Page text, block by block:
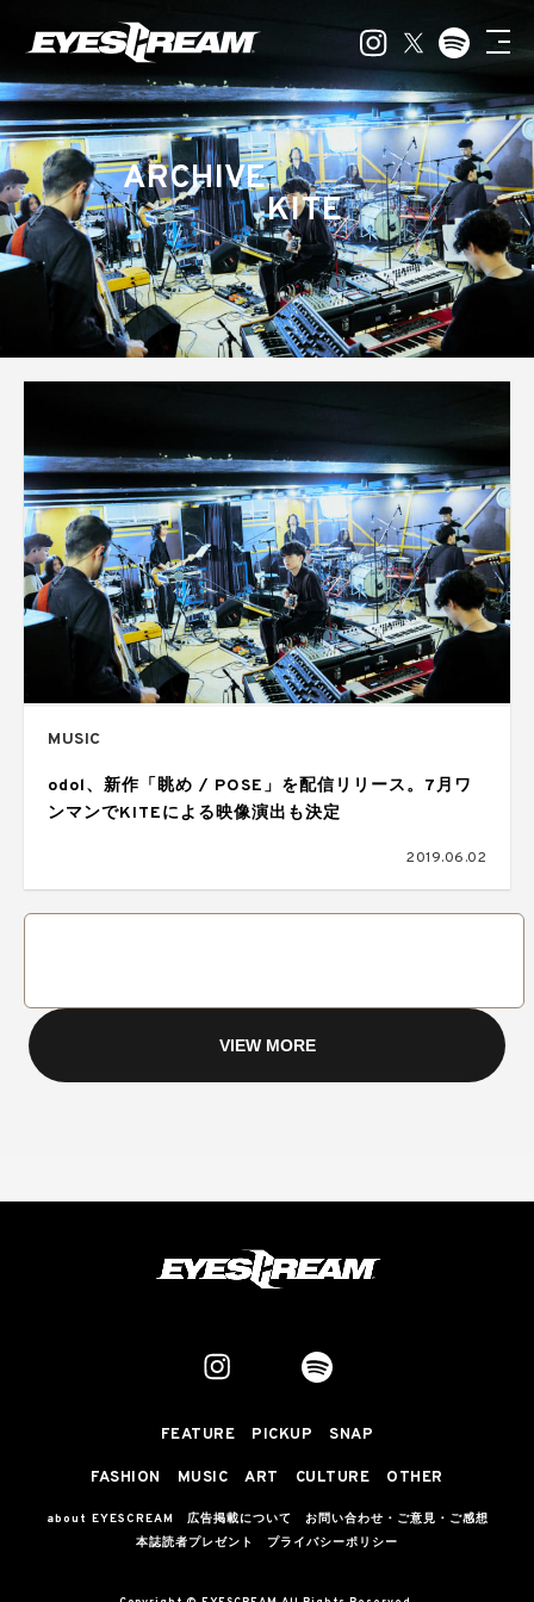
ARCHIVE
KITE
MUSIC
odol、新作「眺め / POSE」を配信リリース。7月ワ
ンマンでKITEによる映像演出も決定
2019.06.02
VIEW MORE
FEATURE PICKUP SNAP
FASHION MUSIC ART CULTURE OTHER
about EYESCREAM 広告掲載について
お問い合わせ・ご意見・ご感想
本誌読者プレゼント
プライバシーポリシー